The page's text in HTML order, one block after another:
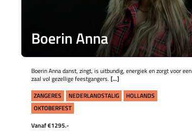
Boerin Anna
Boerin Anna danst, zingt, is uitbundig, energiek en zorgt voor een
zaal vol gezellige feestgangers. [...]
ZANGERES
NEDERLANDSTALIG
HOLLANDS
OKTOBERFEST
Vanaf €1295.-